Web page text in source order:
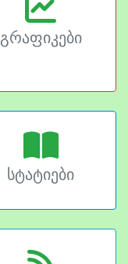
გრაფიკები
სტატიები